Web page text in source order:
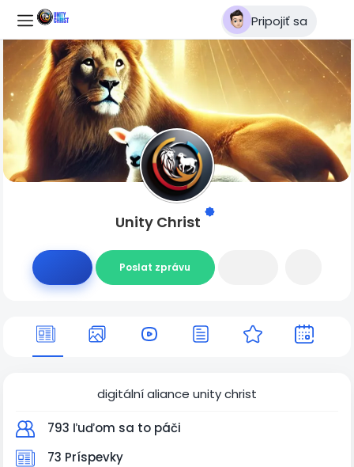
Pripojiť sa
Unity Christ
Poslat zprávu
digitální aliance unity christ
793 ľuďom sa to páči
73 Príspevky